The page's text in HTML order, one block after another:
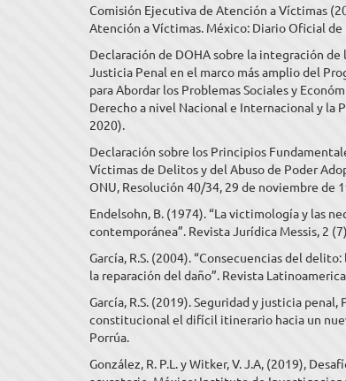
Comisión Ejecutiva de Atención a Víctimas
Atención a Víctimas. México: Diario Oficial de
Declaración de DOHA sobre la integración
Justicia Penal en el marco más amplio del
para Abordar los Problemas Sociales y
Derecho a nivel Nacional e Internacional y la
2020).
Declaración sobre los Principios
Víctimas de Delitos y del Abuso de Poder
ONU, Resolución 40/34, 29 de noviembre de
Endelsohn, B. (1974). “La victimología y las
contemporánea”. Revista Jurídica Messis, 2
García, R.S. (2004). “Consecuencias del
la reparación del daño”. Revista
García, R.S. (2019). Seguridad y justicia
constitucional el difícil itinerario hacia un
Porrúa.
González, R. P.L. y Witker, V. J.A, (2019),